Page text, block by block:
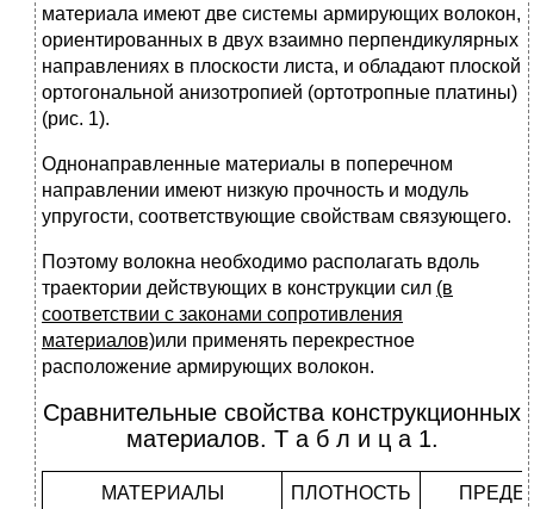
материала имеют две системы армирующих волокон,
ориентированных в двух взаимно перпендикулярных
направлениях в плоскости листа, и обладают плоской
ортогональной анизотропией (ортотропные платины)
(рис. 1).
Однонаправленные материалы в поперечном
направлении имеют низкую прочность и модуль
упругости, соответствующие свойствам связующего.
Поэтому волокна необходимо располагать вдоль
траектории действующих в конструкции сил (в
соответствии с законами сопротивления
материалов)или применять перекрестное
расположение армирующих волокон.
Сравнительные свойства конструкционных
материалов. Т а б л и ц а 1.
МАТЕРИАЛЫ
ПЛОТНОСТЬ